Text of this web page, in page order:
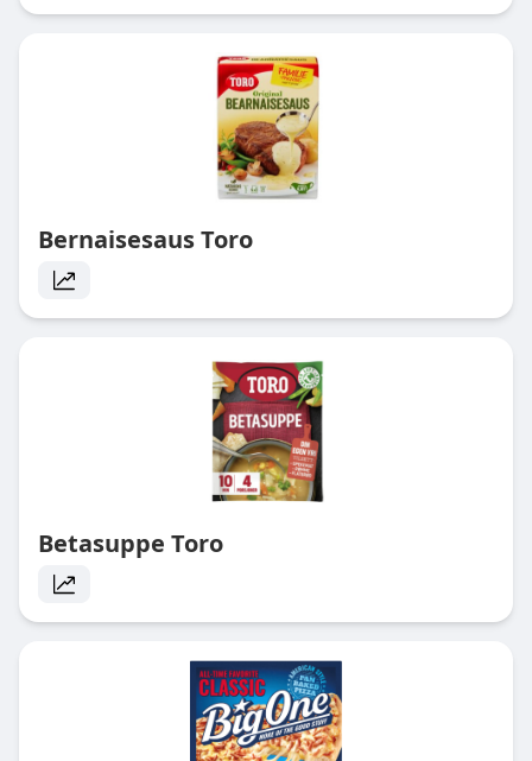
Bernaisesaus Toro
Betasuppe Toro